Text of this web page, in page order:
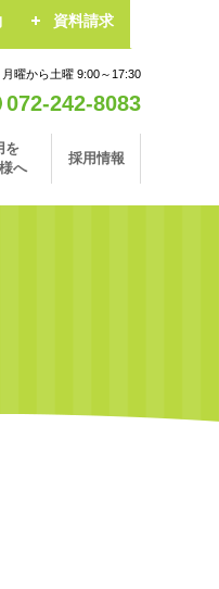
資料請求
曜から土曜 9:00～17:30
072-242-8083
を
へ
採用情報